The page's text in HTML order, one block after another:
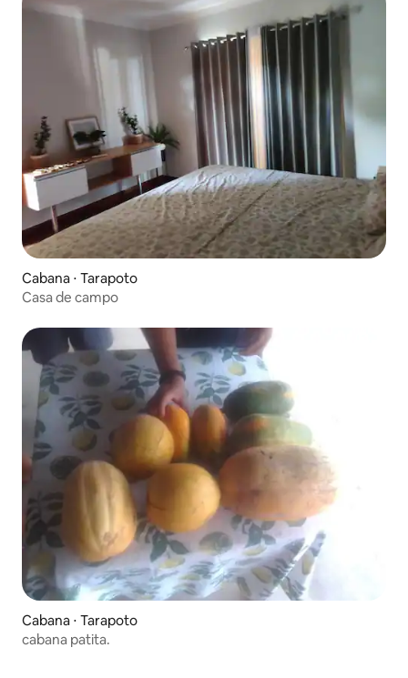
Cabana ⋅ Tarapoto
Casa de campo
Cabana ⋅ Tarapoto
cabana patita.